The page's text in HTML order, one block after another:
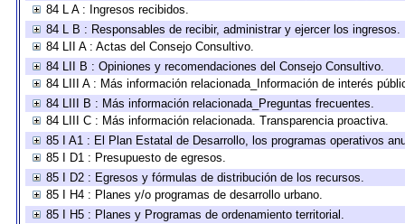
84 L A : Ingresos recibidos.
84 L B : Responsables de recibir, administrar y ejercer los ingresos.
84 LII A : Actas del Consejo Consultivo.
84 LII B : Opiniones y recomendaciones del Consejo Consultivo.
84 LIII A : Más información relacionada_Información de interés
84 LIII B : Más información relacionada_Preguntas frecuentes.
84 LIII C : Más información relacionada. Transparencia proactiva.
85 I A1 : El Plan Estatal de Desarrollo, los programas operativos
85 I D1 : Presupuesto de egresos.
85 I D2 : Egresos y fórmulas de distribución de los recursos.
85 I H4 : Planes y/o programas de desarrollo urbano.
85 I H5 : Planes y Programas de ordenamiento territorial.